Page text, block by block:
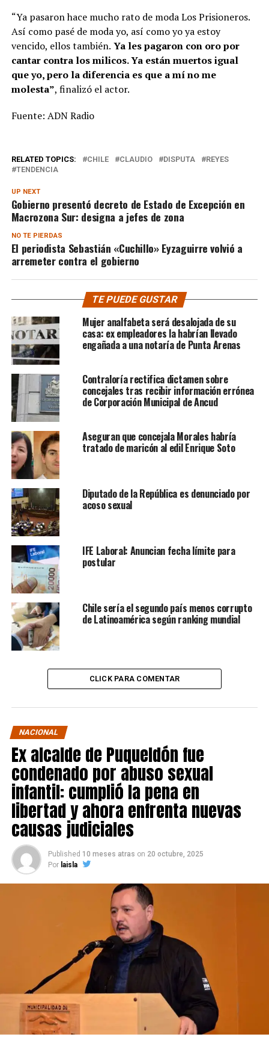
“Ya pasaron hace mucho rato de moda Los Prisioneros.
Así como pasé de moda yo, así como yo ya estoy
vencido, ellos también. Ya les pagaron con oro por
cantar contra los milicos. Ya están muertos igual
que yo, pero la diferencia es que a mí no me
molesta”, finalizó el actor.
Fuente: ADN Radio
RELATED TOPICS: CHILE CLAUDIO DISPUTA
REYES
TENDENCIA
UP NEXT
Gobierno presentó decreto de Estado de Excepción en
Macrozona Sur: designa a jefes de zona
NO TE PIERDAS
El periodista Sebastián «Cuchillo» Eyzaguirre volvió a
arremeter contra el gobierno
TE PUEDE GUSTAR
Mujer analfabeta será desalojada de su
casa: ex empleadores la habrían llevado
engañada a una notaría de Punta Arenas
Contraloría rectifica dictamen sobre
concejales tras recibir información errónea
de Corporación Municipal de Ancud
Aseguran que concejala Morales habría
tratado de maricón al edil Enrique Soto
Diputado de la República es denunciado por
acoso sexual
IFE Laboral: Anuncian fecha límite para
postular
Chile sería el segundo país menos corrupto
de Latinoamérica según ranking mundial
CLICK PARA COMENTAR
NACIONAL
Ex alcalde de Puqueldón fue
condenado por abuso sexual
infantil: cumplió la pena en
libertad y ahora enfrenta nuevas
causas judiciales
Published 10 meses atras on 20 octubre, 2025
Por laisla